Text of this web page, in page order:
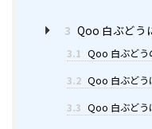
3 Qoo 白ぶどう
3.1 Qoo 白ぶどう
3.2 Qoo 白ぶどう
3.3 Qoo 白ぶどう